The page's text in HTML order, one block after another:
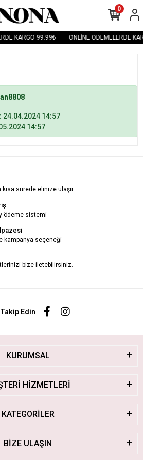
KARGO 99.99₺ ONLİNE ÖDEMELERDE
0
24.04.2024 14:57
14:57
sürede elinize ulaşır.
ödeme sistemi
kampanya seçeneği
bize iletebilirsiniz.
Edin
KURUMSAL
HİZMETLERİ
KATEGORİLER
BİZE ULAŞIN